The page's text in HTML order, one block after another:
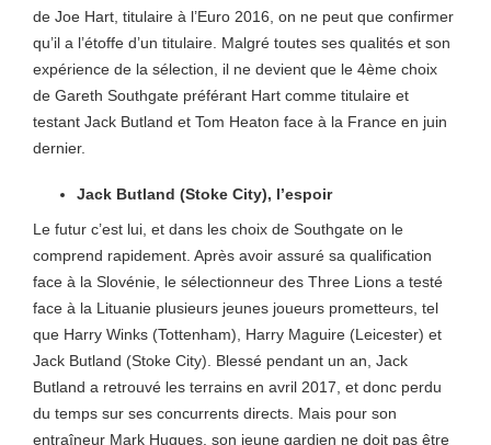
de Joe Hart, titulaire à l’Euro 2016, on ne peut que confirmer
qu’il a l’étoffe d’un titulaire. Malgré toutes ses qualités et son
expérience de la sélection, il ne devient que le 4ème choix
de Gareth Southgate préférant Hart comme titulaire et
testant Jack Butland et Tom Heaton face à la France en juin
dernier.
Jack Butland (Stoke City), l’espoir
Le futur c’est lui, et dans les choix de Southgate on le
comprend rapidement. Après avoir assuré sa qualification
face à la Slovénie, le sélectionneur des Three Lions a testé
face à la Lituanie plusieurs jeunes joueurs prometteurs, tel
que Harry Winks (Tottenham), Harry Maguire (Leicester) et
Jack Butland (Stoke City). Blessé pendant un an, Jack
Butland a retrouvé les terrains en avril 2017, et donc perdu
du temps sur ses concurrents directs. Mais pour son
entraîneur Mark Hugues, son jeune gardien ne doit pas être